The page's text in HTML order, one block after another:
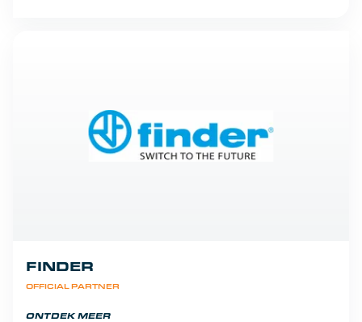
OFFICIAL PARTNER
FINDER
ONTDEK MEER